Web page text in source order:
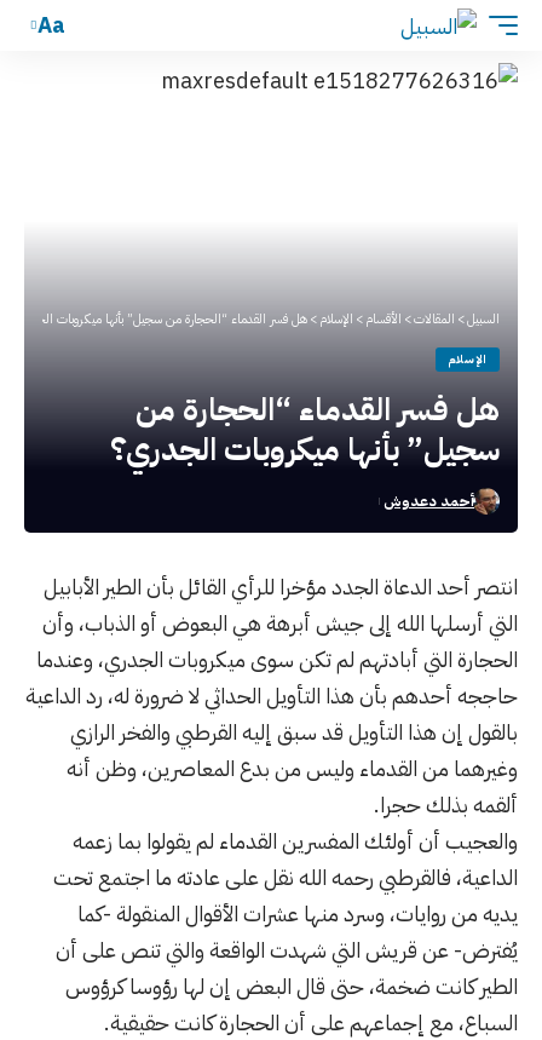
Aa
السبيل> المقالات> الأقسام> الإسلام>هل فسر القدماء “الحجارة من سجيل” بأنها ميكروبات الجدري؟
الإسلام
هل فسر القدماء “الحجارة من
سجيل” بأنها ميكروبات الجدري؟
أحمد دعدوش
انتصر أحد الدعاة الجدد مؤخرا للرأي القائل بأن الطير الأبابيل
التي أرسلها الله إلى جيش أبرهة هي البعوض أو الذباب، وأن
الحجارة التي أبادتهم لم تكن سوى ميكروبات الجدري، وعندما
حاججه أحدهم بأن هذا التأويل الحداثي لا ضرورة له، رد الداعية
بالقول إن هذا التأويل قد سبق إليه القرطبي والفخر الرازي
وغيرهما من القدماء وليس من بدع المعاصرين، وظن أنه
ألقمه بذلك حجرا.
والعجيب أن أولئك المفسرين القدماء لم يقولوا بما زعمه
الداعية، فالقرطبي رحمه الله نقل على عادته ما اجتمع تحت
يديه من روايات، وسرد منها عشرات الأقوال المنقولة -كما
يُفترض- عن قريش التي شهدت الواقعة والتي تنص على أن
الطير كانت ضخمة، حتى قال البعض إن لها رؤوسا كرؤوس
السباع، مع إجماعهم على أن الحجارة كانت حقيقية.